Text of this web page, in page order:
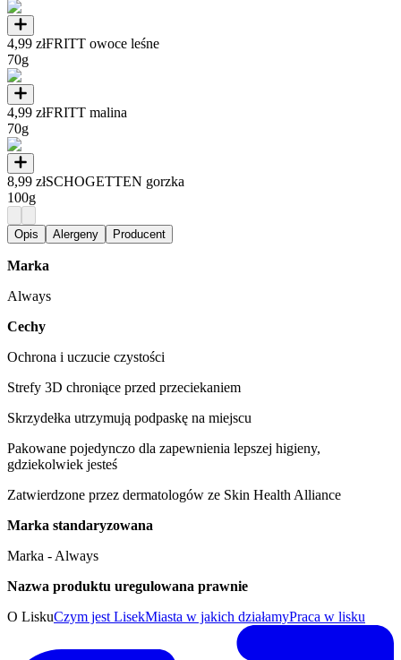
4,99 złFRITT owoce leśne
70g
4,99 złFRITT malina
70g
8,99 złSCHOGETTEN gorzka
100g
Opis Alergeny Producent
Marka
Always
Cechy
Ochrona i uczucie czystości
Strefy 3D chroniące przed przeciekaniem
Skrzydełka utrzymują podpaskę na miejscu
Pakowane pojedynczo dla zapewnienia lepszej higieny,
gdziekolwiek jesteś
Zatwierdzone przez dermatologów ze Skin Health Alliance
Marka standaryzowana
Marka - Always
Nazwa produktu uregulowana prawnie
O LiskuCzym jest LisekMiasta w jakich działamyPraca w lisku